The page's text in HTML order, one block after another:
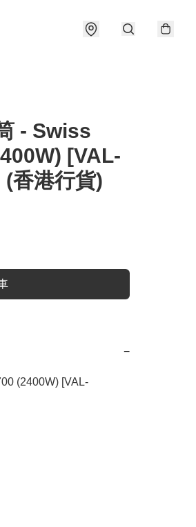
- Swiss
[VAL-
香港行貨)
−
(2400W) [VAL-